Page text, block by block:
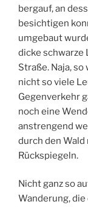
bergauf, an
besichtigen
umgebaut
dicke schwarze
Straße. Naja,
nicht so viele
Gegenverkehr
noch eine
anstrengend
durch den Wald
Rückspiegeln.
Nicht ganz so
Wanderung,